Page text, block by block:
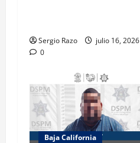
Sergio Razo
julio 16, 2026
0
Baja California